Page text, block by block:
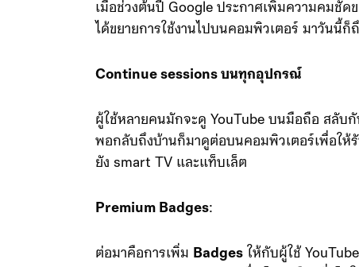
เมื่อช่วงต้นปี Google ประกาศเพิ่มความคมชั
ได้ขยายการใช้งานไปบนคอมพิวเตอร์ มาวันนี้
Continue sessions บนทุกอุปกรณ์
ผู้ใช้หลายคนมักจะดู YouTube บนมือถือ สลับกั
พอกลับถึงบ้านก็มาดูต่อบนคอมพิวเตอร์เพื่อให้รั
ยัง smart TV และแท็บเล็ต
Premium Badges:
ต่อมาคือการเพิ่ม Badges ให้กับผู้ใช้